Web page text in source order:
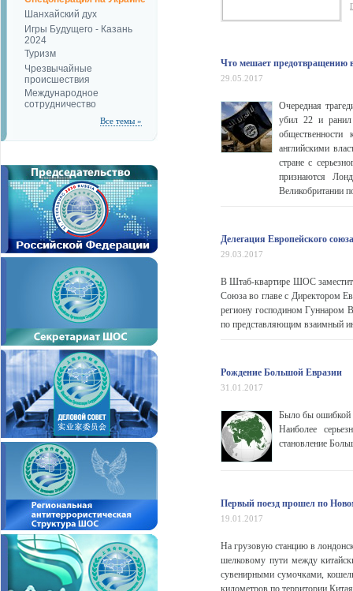
Шанхайский дух
Игры Будущего - Казань
2024
Туризм
Чрезвычайные
происшествия
Международное
сотрудничество
Все темы »
Что мешает предотвращению
29.05.2017
Очередная
убил 22 и ранил
английскими
стране с
признаются
Великобритании
Делегация Европейского
29.03.2017
В Штаб-квартире ШОС
Союза во главе с Директором
региону господином Гуннаром
по представляющим взаимный
Рождение Большой Евразии
31.01.2017
Было бы ошибкой
Наиболее
становление
Первый поезд прошел по
19.01.2017
На грузовую станцию в
шелковому пути между
сувенирными сумочками,
километров по территории